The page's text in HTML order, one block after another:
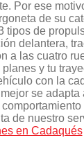
Por ese
de su
tipos de
delantera,
a las cuatro
y tu
con la
se adapta
de nuestro
en Cadaqués